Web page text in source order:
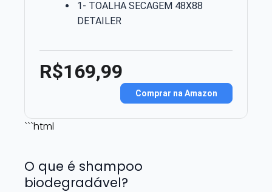
1- TOALHA SECAGEM 48X88
DETAILER
R$169,99
Comprar na Amazon
```html
O que é shampoo
biodegradável?